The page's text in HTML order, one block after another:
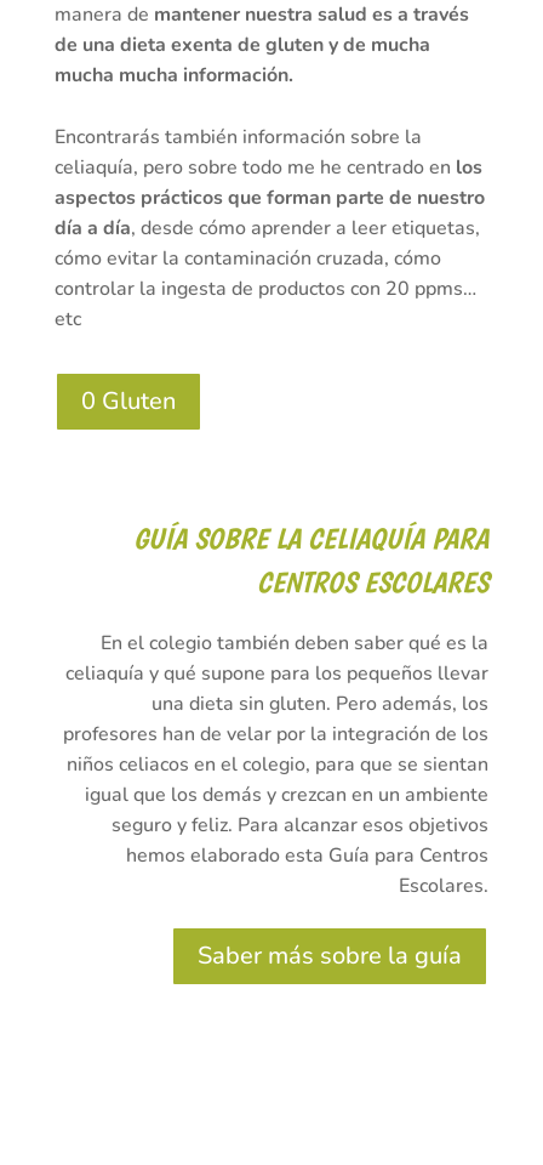
manera de mantener nuestra salud es a través
de una dieta exenta de gluten y de mucha
mucha mucha información.
Encontrarás también información sobre la
celiaquía, pero sobre todo me he centrado en los
aspectos prácticos que forman parte de nuestro
día a día, desde cómo aprender a leer etiquetas,
cómo evitar la contaminación cruzada, cómo
controlar la ingesta de productos con 20 ppms…
etc
0 Gluten
GUÍA SOBRE LA CELIAQUÍA PARA
CENTROS ESCOLARES
En el colegio también deben saber qué es la
celiaquía y qué supone para los pequeños llevar
una dieta sin gluten. Pero además, los
profesores han de velar por la integración de los
niños celiacos en el colegio, para que se sientan
igual que los demás y crezcan en un ambiente
seguro y feliz. Para alcanzar esos objetivos
hemos elaborado esta Guía para Centros
Escolares.
Saber más sobre la guía